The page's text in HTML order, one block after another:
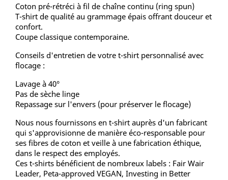
Coton pré-rétréci à fil de chaîne continu (ring spun)
T-shirt de qualité au grammage épais offrant douceur et
confort.
Coupe classique contemporaine.
Conseils d'entretien de votre t-shirt personnalisé avec
flocage :
Lavage à 40°
Pas de sèche linge
Repassage sur l'envers (pour préserver le flocage)
Nous nous fournissons en t-shirt auprès d'un fabricant
qui s'approvisionne de manière éco-responsable pour
ses fibres de coton et veille à une fabrication éthique,
dans le respect des employés.
Ces t-shirts bénéficient de nombreux labels : Fair Wair
Leader, Peta-approved VEGAN, Investing in Better